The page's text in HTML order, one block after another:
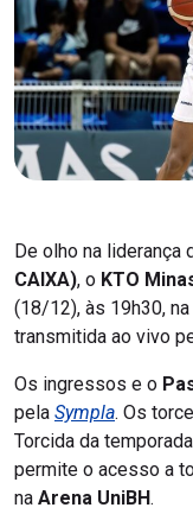
De olho na liderança
CAIXA), o KTO
(18/12), às 19h30, na
transmitida ao vivo
Os ingressos e o
pela Sympla. Os
Torcida da
permite o acesso a
na Arena UniBH.